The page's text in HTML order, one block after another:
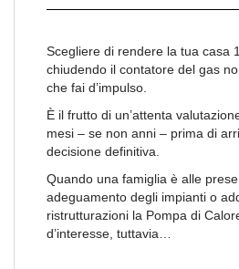
Scegliere di rendere la tua casa
chiudendo il contatore del gas
che fai d’impulso.
È il frutto di un’attenta
mesi – se non anni – prima di
decisione definitiva.
Quando una famiglia è alle
adeguamento degli impianti o
ristrutturazioni la Pompa di
d’interesse, tuttavia…